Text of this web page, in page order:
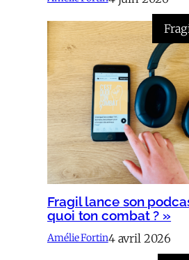
Fragil lance son
quoi ton combat ? »
Amélie Fortin4 avril 2026